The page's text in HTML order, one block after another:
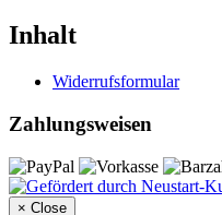
Inhalt
Widerrufsformular
Zahlungsweisen
× Close